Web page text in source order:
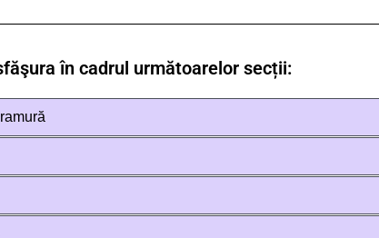
în cadrul următoarelor secții: